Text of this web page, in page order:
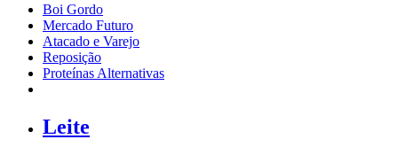
Boi Gordo
Mercado Futuro
Atacado e Varejo
Reposição
Proteínas Alternativas
Leite